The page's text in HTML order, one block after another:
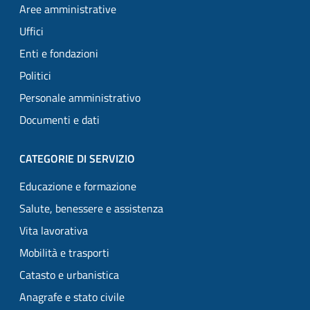
Aree amministrative
Uffici
Enti e fondazioni
Politici
Personale amministrativo
Documenti e dati
CATEGORIE DI SERVIZIO
Educazione e formazione
Salute, benessere e assistenza
Vita lavorativa
Mobilità e trasporti
Catasto e urbanistica
Anagrafe e stato civile